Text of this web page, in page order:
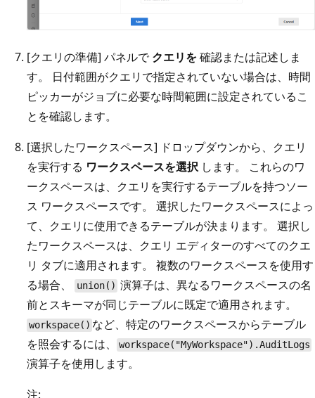
[クエリの準備] パネルでクエリを確認または記述しま
す。 日付範囲がクエリで指定されていない場合は、時間
ピッカーがジョブに必要な時間範囲に設定されているこ
とを確認します。
[選択したワークスペース] ドロップダウンから、クエリ
を実行する ワークスペースを選択 します。 これらのワ
ークスペースは、クエリを実行するテーブルを持つソー
ス ワークスペースです。 選択したワークスペースによっ
て、クエリに使用できるテーブルが決まります。 選択し
たワークスペースは、クエリ エディターのすべてのクエ
リ タブに適用されます。 複数のワークスペースを使用す
る場合、
union() 演算子は、異なるワークスペースの名
前とスキーマが同じテーブルに既定で適用されます。
workspace() など、特定のワークスペースからテーブル
を照会するには、
workspace("MyWorkspace").AuditLogs
演算子を使用します。
注: